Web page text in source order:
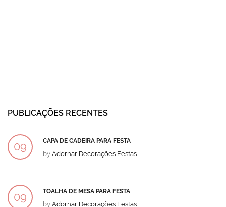
PUBLICAÇÕES RECENTES
09 CAPA DE CADEIRA PARA FESTA
by Adornar Decorações Festas
09 TOALHA DE MESA PARA FESTA
by Adornar Decorações Festas